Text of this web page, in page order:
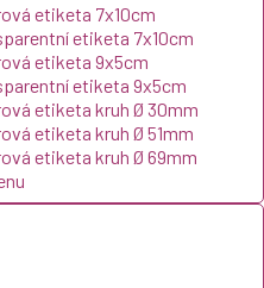
etiketa 7x10cm
etiketa 7x10cm
etiketa 9x5cm
etiketa 9x5cm
etiketa kruh Ø 30mm
etiketa kruh Ø 51mm
etiketa kruh Ø 69mm